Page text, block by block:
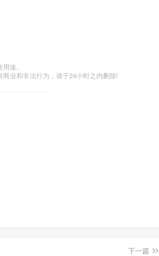
途。
业和非法行为，请于24小时之内删除!
下一篇